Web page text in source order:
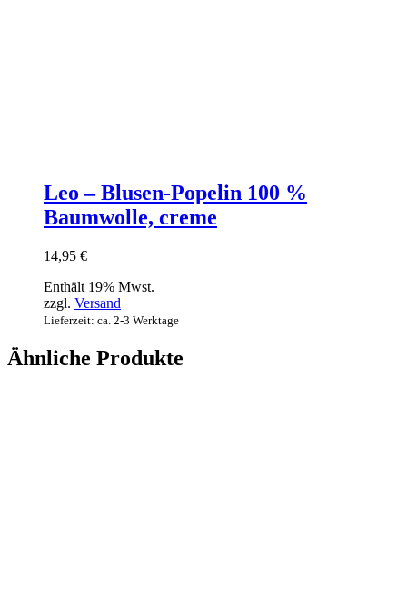
Leo – Blusen-Popelin 100 %
Baumwolle, creme
14,95 €
Enthält 19% Mwst.
zzgl. Versand
Lieferzeit: ca. 2-3 Werktage
Ähnliche Produkte